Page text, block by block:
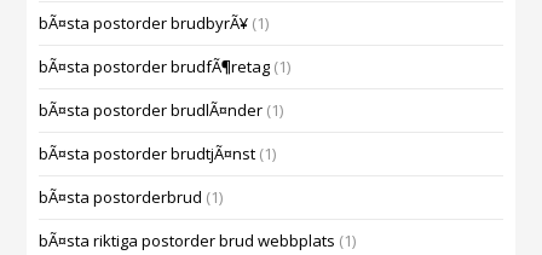
bÃ¤sta postorder brudbyrÃ¥ (1)
bÃ¤sta postorder brudfÃ¶retag (1)
bÃ¤sta postorder brudlÃ¤nder (1)
bÃ¤sta postorder brudtjÃ¤nst (1)
bÃ¤sta postorderbrud (1)
bÃ¤sta riktiga postorder brud webbplats (1)